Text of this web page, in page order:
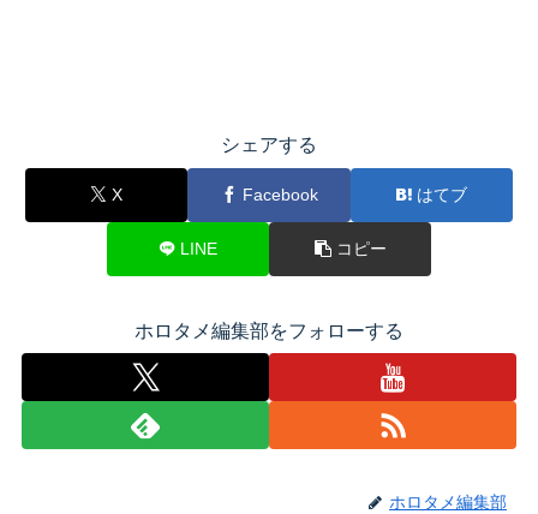
シェアする
X Facebook はてブ
LINE コピー
ホロタメ編集部をフォローする
ホロタメ編集部